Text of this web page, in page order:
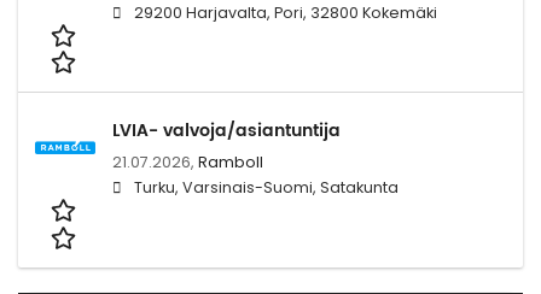
29200 Harjavalta, Pori, 32800 Kokemäki
LVIA- valvoja/asiantuntija
21.07.2026, Ramboll
Turku, Varsinais-Suomi, Satakunta